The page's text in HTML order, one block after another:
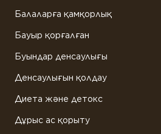
Балаларға қамқорлық
Бауыр қорғалған
Буындар денсаулығы
Денсаулығын қолдау
Диета және детокс
Дұрыс ас қорыту